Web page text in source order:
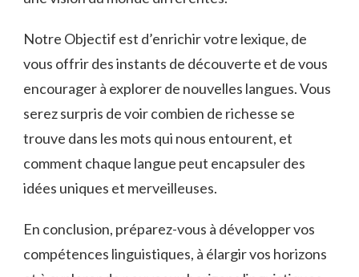
Notre‌ Objectif est d’enrichir votre ⁢lexique, de
vous offrir des instants ‍de découverte ​et de ⁢vous
encourager à explorer de ⁢nouvelles langues. Vous
serez surpris de voir combien de richesse⁢ se
‍trouve ‍dans les‍ mots qui nous entourent, ‍et
comment ⁢chaque​ langue peut‌ encapsuler des
idées uniques​ et merveilleuses.
En conclusion, préparez-vous à développer ⁢vos
compétences linguistiques, ⁣à élargir vos horizons